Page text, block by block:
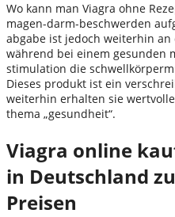
Wo kann man Viagra ohne
magen-darm-beschwerden
abgabe ist jedoch weiterhin
während bei einem gesunden
stimulation die
Dieses produkt ist ein
weiterhin erhalten sie
thema „gesundheit“.
Viagra online
in Deutschland
Preisen